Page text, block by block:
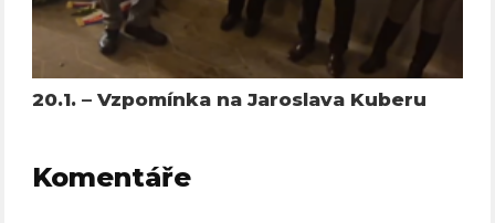
20.1. – Vzpomínka na Jaroslava Kuberu
Komentáře